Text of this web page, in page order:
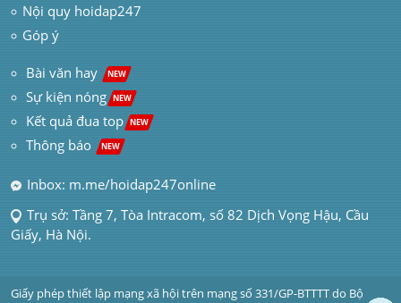
Nội quy hoidap247
Góp ý
Bài văn hay NEW
Sự kiện nóng NEW
Kết quả đua top NEW
Thông báo NEW
Inbox: m.me/hoidap247online
Trụ sở: Tầng 7, Tòa Intracom, số 82 Dịch Vọng Hậu, Cầu
Giấy, Hà Nội.
Giấy phép thiết lập mạng xã hội trên mạng số 331/GP-BTTTT do Bộ